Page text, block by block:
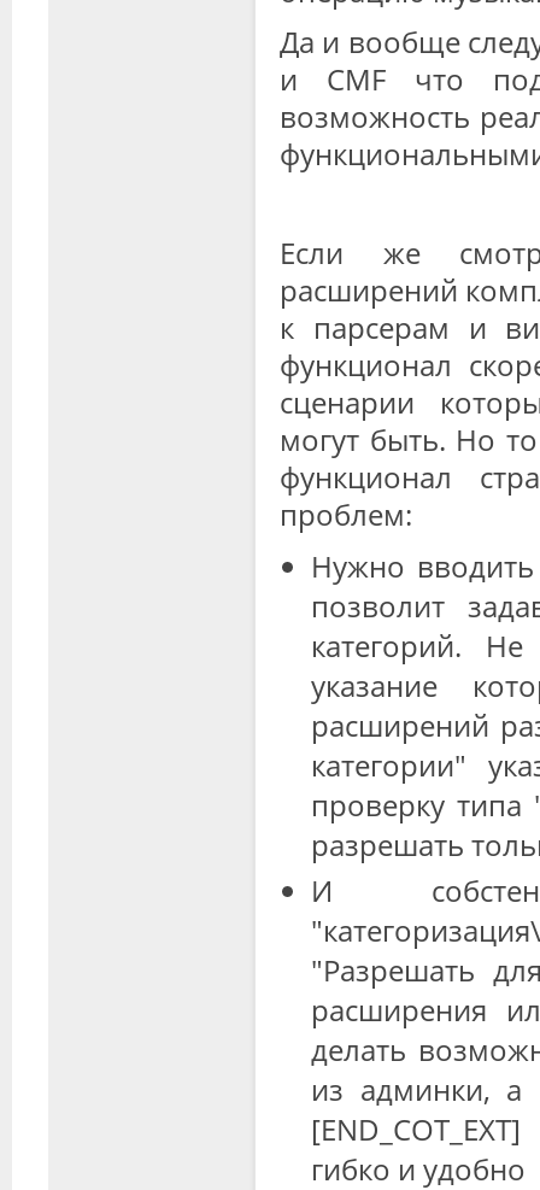
Да и вообще
и CMF что
возможность
Если же
расширений
к парсерам и
функционал
сценарии
могут быть. Но
функционал
проблем:
Нужно
позволит
категорий.
указание
расширений
категории"
проверку типа
разрешать
И
"Разрешать
расширения
делать
из админки, а
гибко и удобно